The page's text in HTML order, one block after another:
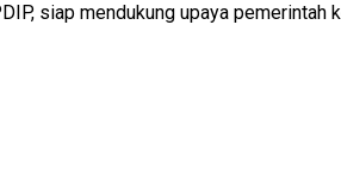
siap mendukung upaya